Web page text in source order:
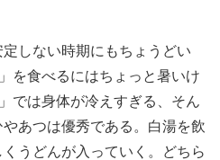
しない時期にもちょうどい
を食べるにはちょっと暑いけ
では身体が冷えすぎる、そん
あつは優秀である。白湯を飲
うどんが入っていく。どちら